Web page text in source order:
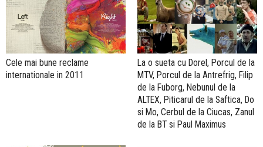
Cele mai bune reclame
internationale in 2011
La o sueta cu Dorel, Porcul de la
MTV, Porcul de la Antrefrig, Filip
de la Fuborg, Nebunul de la
ALTEX, Piticarul de la Saftica, Do
si Mo, Cerbul de la Ciucas, Zanul
de la BT si Paul Maximus